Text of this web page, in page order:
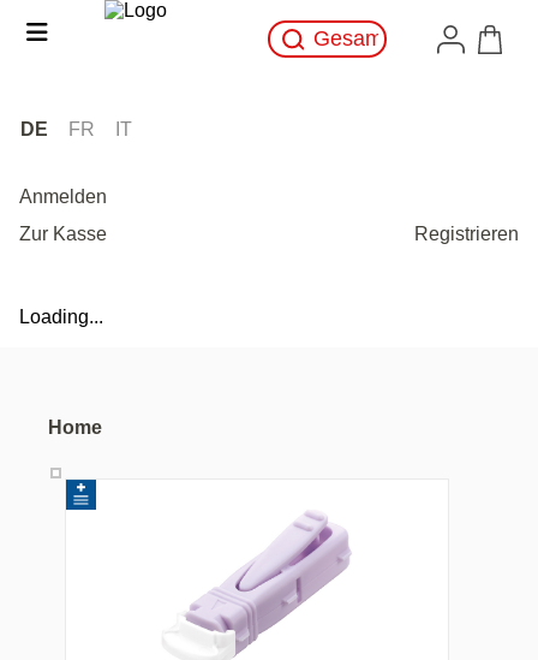
DE FR IT
Anmelden
Zur Kasse
Registrieren
Loading...
Home